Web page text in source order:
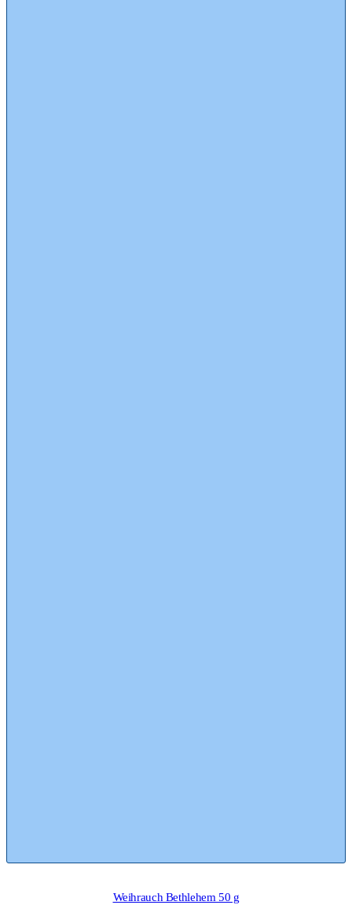
Weihrauch Bethlehem 50 g